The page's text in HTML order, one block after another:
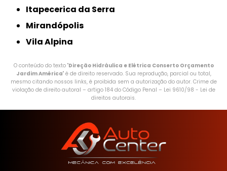
Itapecerica da Serra
Mirandópolis
Vila Alpina
O conteúdo do texto "Direção Hidráulica e Elétrica Conserto Orçamento
Jardim América" é de direito reservado. Sua reprodução, parcial ou total,
mesmo citando nossos links, é proibida sem a autorização do autor. Crime de
violação de direito autoral – artigo 184 do Código Penal – Lei 9610/98 - Lei de
direitos autorais.